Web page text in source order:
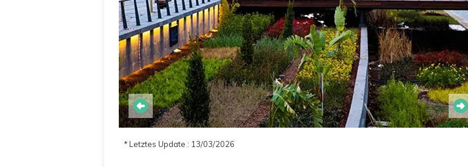
* Letztes Update : 13/03/2026